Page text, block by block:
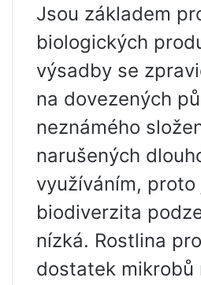
Jsou základem
biologických
výsadby se
na dovezených
neznámého
narušených
využíváním, proto
biodiverzita
nízká. Rostlina
dostatek mikrobů